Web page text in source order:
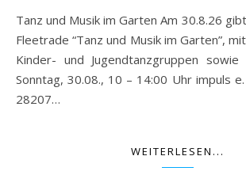
Tanz und Musik im Garten Am 30.8.26 gibt es bei uns in der
Fleetrade “Tanz und Musik im Garten”,
Kinder- und Jugendtanzgruppen sowie
Sonntag, 30.08., 10 – 14:00 Uhr impuls
28207…
WEITERLESEN...